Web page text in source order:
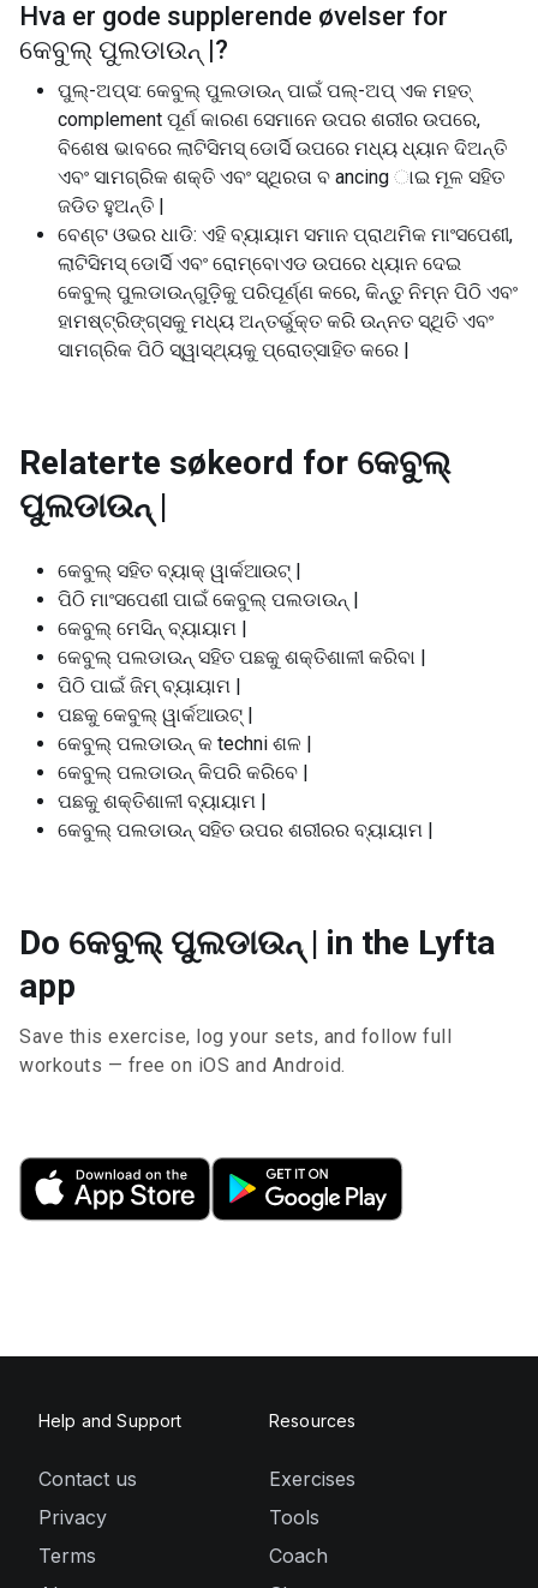
Hva er gode supplerende øvelser for
କେବୁଲ୍ ପୁଲଡାଉନ୍ |?
ପୁଲ୍-ଅପ୍ସ: କେବୁଲ୍ ପୁଲଡାଉନ୍ ପାଇଁ ପଲ୍-ଅପ୍ ଏକ ମହତ୍
complement ପୂର୍ଣ କାରଣ ସେମାନେ ଉପର ଶରୀର ଉପରେ,
ବିଶେଷ ଭାବରେ ଲାଟିସିମସ୍ ଡୋର୍ସି ଉପରେ ମଧ୍ୟ ଧ୍ୟାନ ଦିଅନ୍ତି
ଏବଂ ସାମଗ୍ରିକ ଶକ୍ତି ଏବଂ ସ୍ଥିରତା ବ ancing ାଇ ମୂଳ ସହିତ
ଜଡିତ ହୁଅନ୍ତି |
ବେଣ୍ଟ ଓଭର ଧାଡି: ଏହି ବ୍ୟାୟାମ ସମାନ ପ୍ରାଥମିକ ମାଂସପେଶୀ,
ଲାଟିସିମସ୍ ଡୋର୍ସି ଏବଂ ରୋମ୍ବୋଏଡ ଉପରେ ଧ୍ୟାନ ଦେଇ
କେବୁଲ୍ ପୁଲଡାଉନ୍ଗୁଡ଼ିକୁ ପରିପୂର୍ଣ୍ଣ କରେ, କିନ୍ତୁ ନିମ୍ନ ପିଠି ଏବଂ
ହାମଷ୍ଟ୍ରିଙ୍ଗ୍ସକୁ ମଧ୍ୟ ଅନ୍ତର୍ଭୁକ୍ତ କରି ଉନ୍ନତ ସ୍ଥିତି ଏବଂ
ସାମଗ୍ରିକ ପିଠି ସ୍ୱାସ୍ଥ୍ୟକୁ ପ୍ରୋତ୍ସାହିତ କରେ |
Relaterte søkeord for କେବୁଲ୍
ପୁଲଡାଉନ୍ |
କେବୁଲ୍ ସହିତ ବ୍ୟାକ୍ ୱାର୍କଆଉଟ୍ |
ପିଠି ମାଂସପେଶୀ ପାଇଁ କେବୁଲ୍ ପଲଡାଉନ୍ |
କେବୁଲ୍ ମେସିନ୍ ବ୍ୟାୟାମ |
କେବୁଲ୍ ପଲଡାଉନ୍ ସହିତ ପଛକୁ ଶକ୍ତିଶାଳୀ କରିବା |
ପିଠି ପାଇଁ ଜିମ୍ ବ୍ୟାୟାମ |
ପଛକୁ କେବୁଲ୍ ୱାର୍କଆଉଟ୍ |
କେବୁଲ୍ ପଲଡାଉନ୍ କ techni ଶଳ |
କେବୁଲ୍ ପଲଡାଉନ୍ କିପରି କରିବେ |
ପଛକୁ ଶକ୍ତିଶାଳୀ ବ୍ୟାୟାମ |
କେବୁଲ୍ ପଲଡାଉନ୍ ସହିତ ଉପର ଶରୀରର ବ୍ୟାୟାମ |
Do କେବୁଲ୍ ପୁଲଡାଉନ୍ | in the Lyfta
app
Save this exercise, log your sets, and follow full
workouts — free on iOS and Android.
Help and Support
Contact us
Privacy
Terms
Resources
Exercises
Tools
Coach